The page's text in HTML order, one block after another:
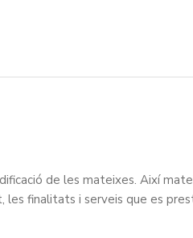
de les mateixes. Així
les finalitats i serveis que es